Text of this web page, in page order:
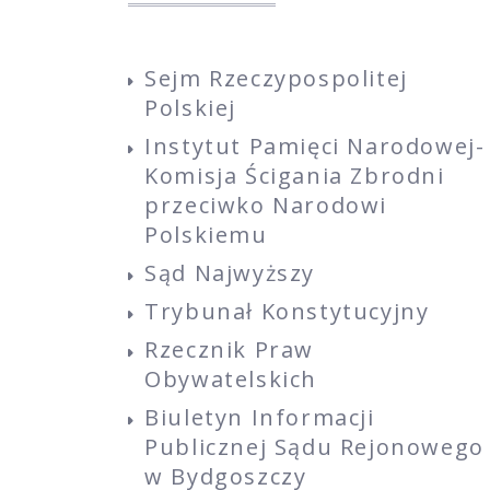
Sejm Rzeczypospolitej
Polskiej
Instytut Pamięci Narodowej-
Komisja Ścigania Zbrodni
przeciwko Narodowi
Polskiemu
Sąd Najwyższy
Trybunał Konstytucyjny
Rzecznik Praw
Obywatelskich
Biuletyn Informacji
Publicznej Sądu Rejonowego
w Bydgoszczy